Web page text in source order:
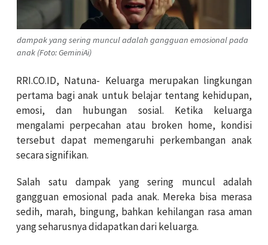
dampak yang sering muncul adalah gangguan emosional pada
anak (Foto: GeminiAi)
RRI.CO.ID, Natuna- Keluarga merupakan lingkungan
pertama bagi anak untuk belajar tentang kehidupan,
emosi, dan hubungan sosial. Ketika keluarga
mengalami perpecahan atau broken home, kondisi
tersebut dapat memengaruhi perkembangan anak
secara signifikan.
Salah satu dampak yang sering muncul adalah
gangguan emosional pada anak. Mereka bisa merasa
sedih, marah, bingung, bahkan kehilangan rasa aman
yang seharusnya didapatkan dari keluarga.